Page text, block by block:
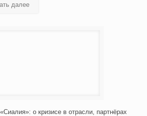
далее
о кризисе в отрасли, партнёрах